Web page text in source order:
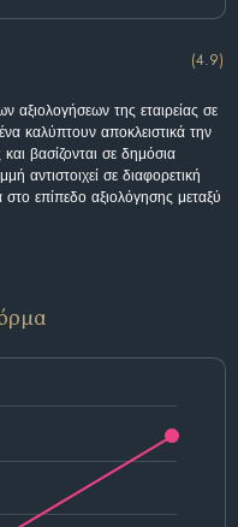
(4.9)
της εταιρείας σε
καλύπτουν αποκλειστικά την
βασίζονται σε δημόσια
αντιστοιχεί σε διαφορετική
επίπεδο αξιολόγησης μεταξύ